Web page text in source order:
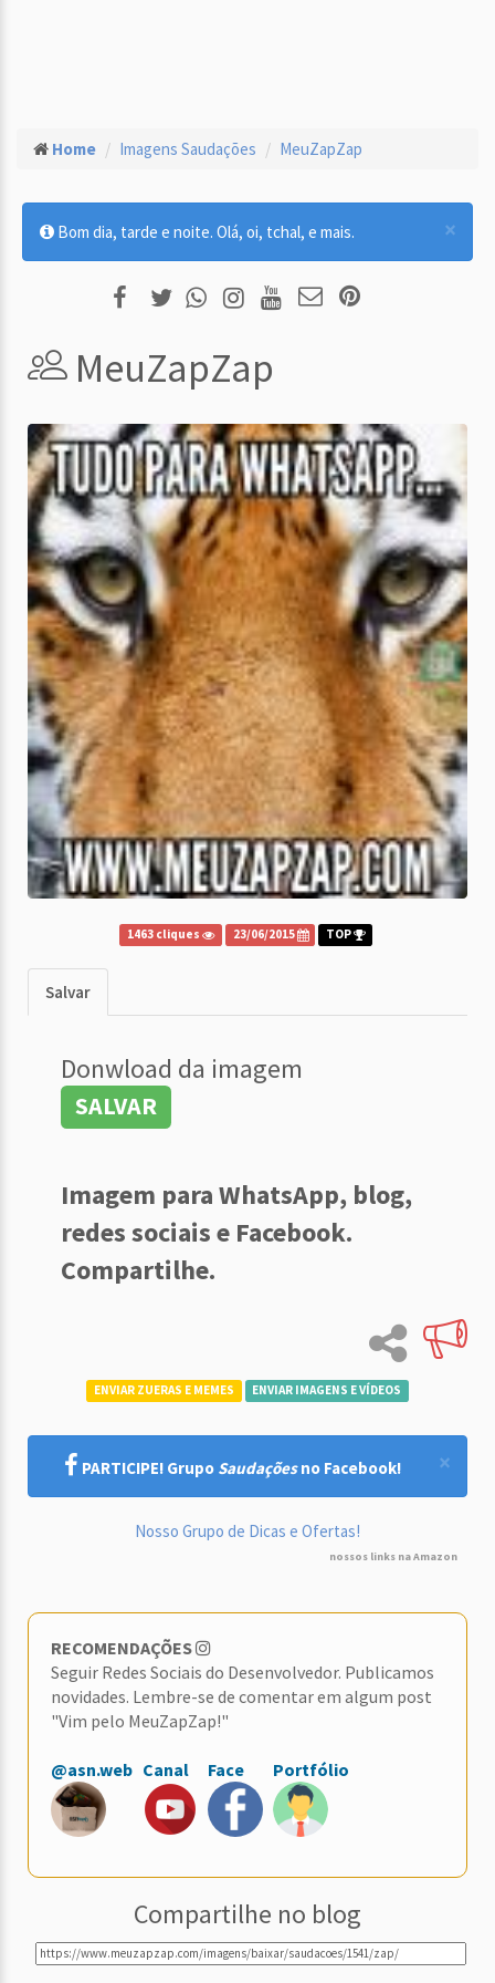
Home Imagens Saudações MeuZapZap
×
Bom dia, tarde e noite. Olá, oi, tchal, e mais.
MeuZapZap
1463 cliques 23/06/2015 TOP
Salvar
Donwload da imagem
SALVAR
Imagem para WhatsApp, blog,
redes sociais e Facebook.
Compartilhe.
ENVIAR ZUERAS E MEMES ENVIAR IMAGENS E VÍDEOS
×
PARTICIPE! Grupo Saudaçõesno Facebook!
Nosso Grupo de Dicas e Ofertas!
nossos links na Amazon
RECOMENDAÇÕES
Seguir Redes Sociais do Desenvolvedor. Publicamos
novidades. Lembre-se de comentar em algum post
"Vim pelo MeuZapZap!"
@asn.web Canal Face Portfólio
Compartilhe no blog